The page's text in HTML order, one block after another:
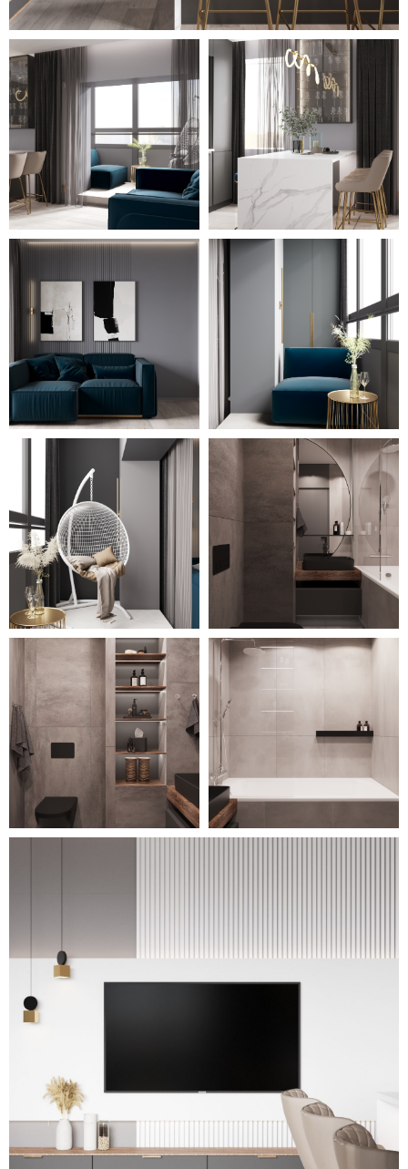
называемых лаундж-зон с
подвесным или отдельно
стоящим креслом и рабочего
уголка на лоджиях. Выполнены
они с учетом основной
цветовой гаммы.
Большое количество текстиля,
предметов декора, круглых и
полукруглых зеркал выделяют
то или иное помещение на фоне
других.
Точечные светильники,
подсветка, подвесы и бра
дополняют интерьер
интересными формами.